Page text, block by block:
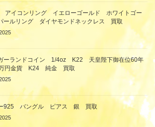
アイコンリング イエローゴールド ホワイトゴー
ールリング ダイヤモンドネックレス 買取
ーランドコイン 1/4oz K22 天皇陛下御在位60年
円金貨 K24 純金 買取
925 バングル ピアス 銀 買取